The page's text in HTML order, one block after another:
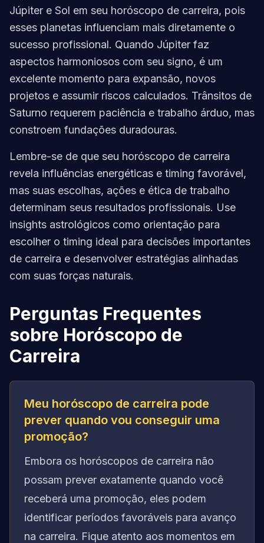
Júpiter e Sol em seu horóscopo de carreira, pois
esses planetas influenciam mais diretamente o
sucesso profissional. Quando Júpiter faz
aspectos harmoniosos com seu signo, é um
excelente momento para expansão, novos
projetos e assumir riscos calculados. Trânsitos de
Saturno requerem paciência e trabalho árduo, mas
constroem fundações duradouras.
Lembre-se de que seu horóscopo de carreira
revela influências energéticas e timing favorável,
mas suas escolhas, ações e ética de trabalho
determinam seus resultados profissionais. Use
insights astrológicos como orientação para
escolher o timing ideal para decisões importantes
de carreira e desenvolver estratégias alinhadas
com suas forças naturais.
Perguntas Frequentes
sobre Horóscopo de
Carreira
Meu horóscopo de carreira pode
prever quando vou conseguir uma
promoção?
Embora os horóscopos de carreira não
possam prever exatamente quando você
receberá uma promoção, eles podem
identificar períodos favoráveis para avanço
na carreira. Fique atento aos momentos em